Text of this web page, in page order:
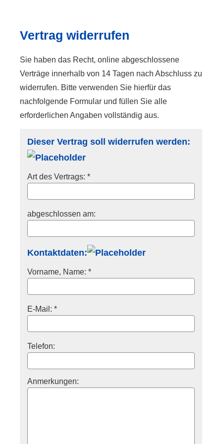
Vertrag widerrufen
Sie haben das Recht, online abgeschlossene
Verträge innerhalb von 14 Tagen nach Abschluss zu
widerrufen. Bitte verwenden Sie hierfür das
nachfolgende Formular und füllen Sie alle
erforderlichen Angaben vollständig aus.
Dieser Vertrag soll widerrufen werden:
Art des Vertrags: *
abgeschlossen am:
Kontaktdaten:
Vorname, Name: *
E-Mail: *
Telefon:
Anmerkungen: